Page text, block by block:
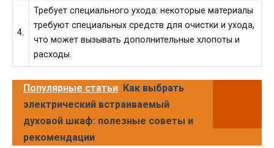
4.
Требует специального ухода: некоторые материалы
требуют специальных средств для очистки и ухода,
что может вызывать дополнительные хлопоты и
расходы.
Популярные статьи Как выбрать
электрический встраиваемый
духовой шкаф: полезные советы и
рекомендации